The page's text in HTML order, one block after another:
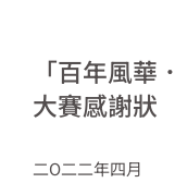
「百年風
大賽感謝狀
二O二二年四月